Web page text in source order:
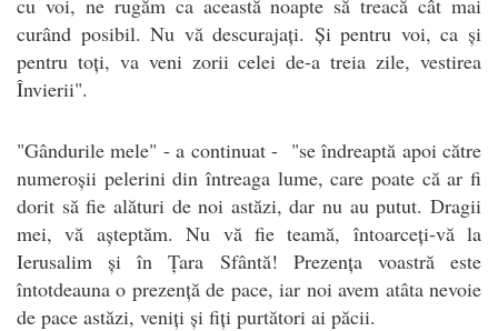
curând posibil. Nu vă descurajați. Și pentru voi, ca și
pentru toți, va veni zorii celei de-a treia zile, vestirea
Învierii".
"Gândurile mele" - a continuat - "se îndreaptă apoi către
numeroșii pelerini din întreaga lume, care poate că ar fi
dorit să fie alături de noi astăzi, dar nu au putut. Dragii
mei, vă așteptăm. Nu vă fie teamă, întoarceți-vă la
Ierusalim și în Țara Sfântă! Prezența voastră este
întotdeauna o prezență de pace, iar noi avem atâta nevoie
de pace astăzi, veniți și fiți purtători ai păcii.